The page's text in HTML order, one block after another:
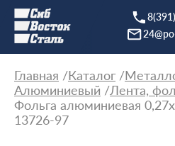
Главная Каталог
Алюминиевый
Лента,
Фольга алюминиевая
13726-97